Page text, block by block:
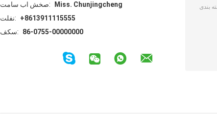
تماس با شخص:
Miss. Chunjingcheng
تلفن:
+8613911115555
فکس:
86-0755-00000000